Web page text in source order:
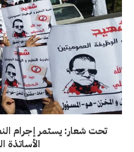
تحت شعار: يستمر إجرام